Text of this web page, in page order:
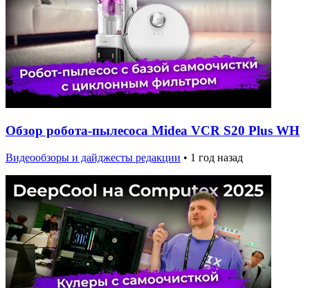
Обзор робота-пылесоса Midea VCR S20 Plus WH
Видеообзоры и дайджесты редакции • 1 год назад